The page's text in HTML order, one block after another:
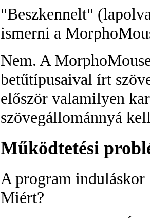
"Beszkennelt"
ismerni a
Nem. A
betűtípusaival írt
először valamilyen
szövegállománnyá
Működtetési
A program
Miért?